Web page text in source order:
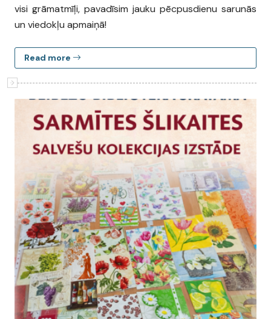
visi grāmatmīļi, pavadīsim jauku pēcpusdienu sarunās
un viedokļu apmaiņā!
Read more